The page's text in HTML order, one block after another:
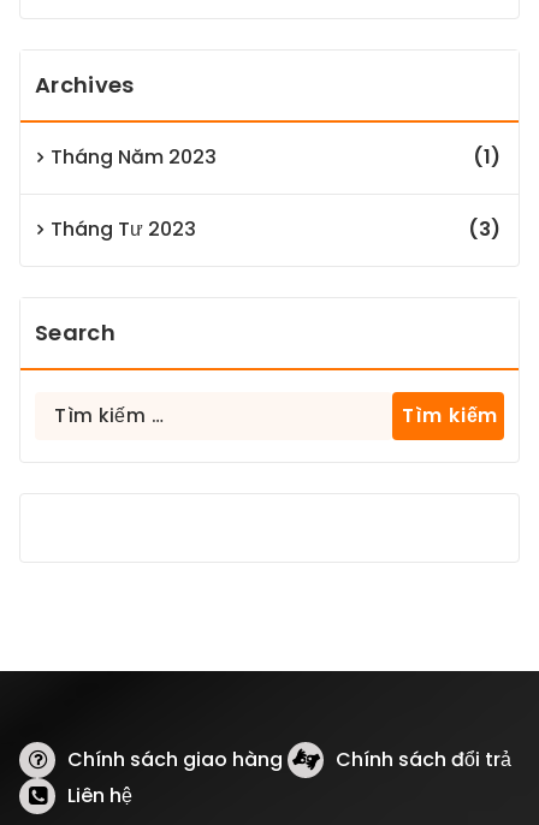
Archives
Tháng Năm 2023 (1)
Tháng Tư 2023 (3)
Search
Tìm
Chính sách giao hàng
Chính sách đổi trả
Liên hệ